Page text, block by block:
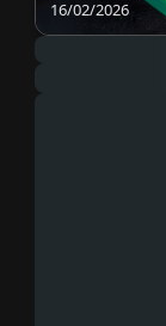
16/02/2026